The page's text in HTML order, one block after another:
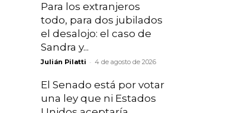
Para los extranjeros
todo, para dos jubilados
el desalojo: el caso de
Sandra y...
Julián Pilatti - 4 de agosto de 2026
El Senado está por votar
una ley que ni Estados